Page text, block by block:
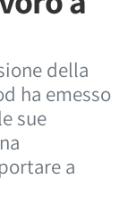
della
ha emesso
sue
a